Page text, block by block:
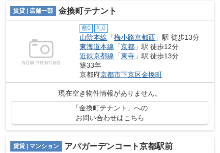
賃貸 | 店舗一部 金換町テナント
敷0 礼0
山陰本線 「梅小路京都西 」駅 徒歩13分
東海道本線 「京都 」駅 徒歩12分
近鉄京都線 「東寺 」駅 徒歩13分
築33年
京都府京都市下京区金換町
現在空き物件情報がありません。
「金換町テナント」への
お問い合わせはこちら
賃貸 | マンション アパガーデンコート京都駅前